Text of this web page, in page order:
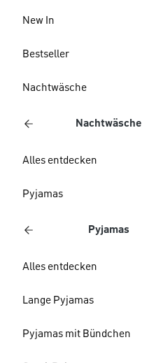
New In
Bestseller
Nachtwäsche
Nachtwäsche
Alles entdecken
Pyjamas
Pyjamas
Alles entdecken
Lange Pyjamas
Pyjamas mit Bündchen